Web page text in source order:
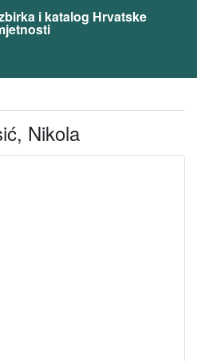
i katalog Hrvatske
Nikola